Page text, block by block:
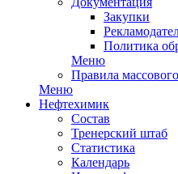
Закупки
Политика
Меню
Правила
Меню
Нефтехимик
Состав
Тренерский штаб
Статистика
Календарь